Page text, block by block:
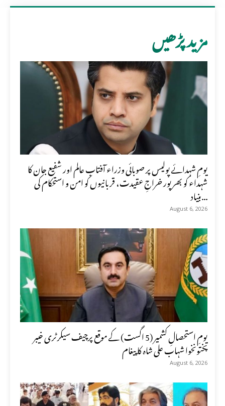
مزید پڑھیں
یومِ شہدائے پولیس پر صوبائی وزراء آفتاب عالم اور شفیع جان کا
شہداء کو بھرپور خراجِ عقیدت، قربانیوں کو امن و استحکام کی
بنیاد...
August 6, 2026
یومِ استحصالِ کشمیر (5 اگست) کے موقع پرچیف سیکرٹری خیبر
پختونخوا شہاب علی شاہ کا پیغام
August 6, 2026